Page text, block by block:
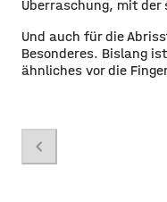
Überraschung, mit
Und auch für die
Besonderes. Bislang
ähnliches vor die
chevron_left